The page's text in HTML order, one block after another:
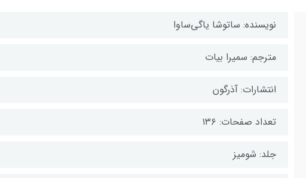
نویسنده: ساتوشا یاگی‌ساوا
مترجم: سمیرا بیات
انتشارات: آذرگون
تعداد صفحات: ۱۳۶
جلد: شومیز